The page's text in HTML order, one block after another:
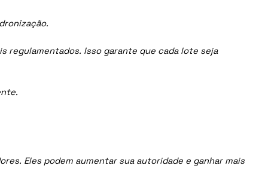
Isso garante que cada lote seja
Eles podem aumentar sua autoridade e ganhar mais